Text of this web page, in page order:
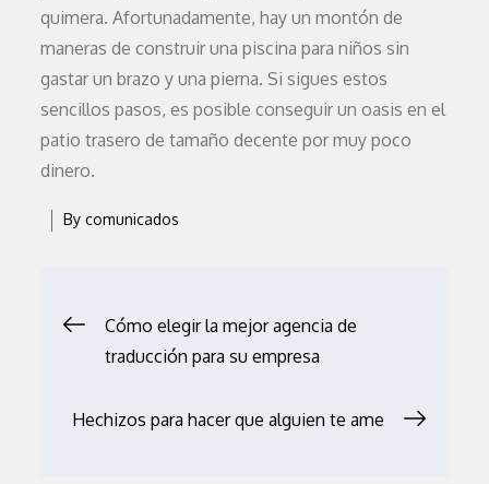
quimera. Afortunadamente, hay un montón de
maneras de construir una piscina para niños sin
gastar un brazo y una pierna. Si sigues estos
sencillos pasos, es posible conseguir un oasis en el
patio trasero de tamaño decente por muy poco
dinero.
Bycomunicados
Navegación
entradas
Cómo elegir la mejor agencia de
traducción para su empresa
Hechizos para hacer que alguien te ame